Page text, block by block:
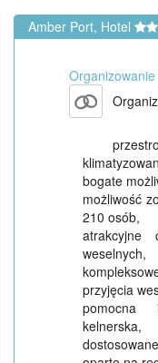
Amber Port, Hotel
bogate
możliwość
210 osób,
atrakcyjne
weselnych,
przyjęcia
pomocna
kelnerska,